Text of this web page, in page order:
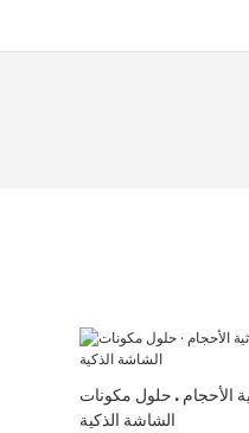
الأحجام · حلول مكونات
الشاشة الذكية